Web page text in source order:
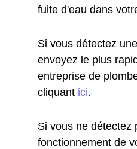
fuite d'eau dans
Si vous détectez
envoyez le plus
entreprise de
cliquant ici.
Si vous ne détectez
fonctionnement de